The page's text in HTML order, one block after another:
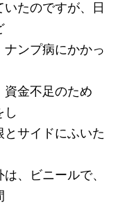
たのですが、日
ナンプ病にかかっ
資金不足のため
し
サイドにふいた
、ビニールで、